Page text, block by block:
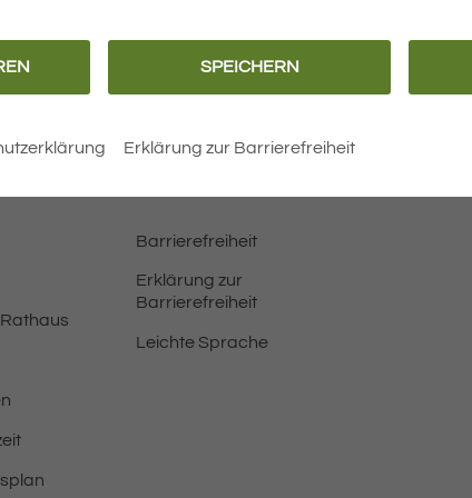
Barrierefreiheit
Erklärung zur
Barrierefreiheit
Leichte Sprache
SPEICHERN
Erklärung zur Barrierefreiheit